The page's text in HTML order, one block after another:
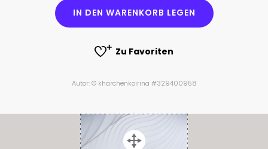
IN DEN WARENKORB LEGEN
Zu Favoriten
Autor: © kharchenkoirina #329400958